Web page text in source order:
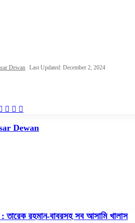
Dewan Last Updated: December 2, 2024
WhatsApp
Telegram
Viber
Dewan
তারেক রহমান-বাবরসহ সব আসামি খালাস